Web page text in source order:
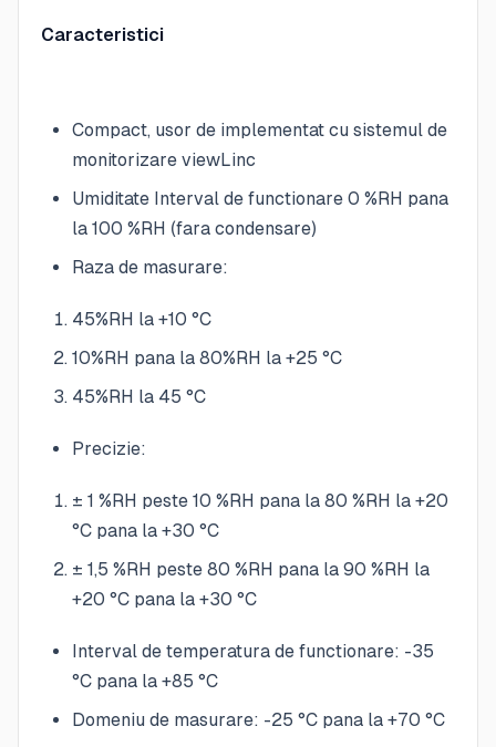
Caracteristici
Compact, usor de implementat cu sistemul de
monitorizare viewLinc
Umiditate Interval de functionare 0 %RH pana
la 100 %RH (fara condensare)
Raza de masurare:
45%RH la +10 °C
10%RH pana la 80%RH la +25 °C
45%RH la 45 °C
Precizie:
± 1 %RH peste 10 %RH pana la 80 %RH la +20
°C pana la +30 °C
± 1,5 %RH peste 80 %RH pana la 90 %RH la
+20 °C pana la +30 °C
Interval de temperatura de functionare: -35
°C pana la +85 °C
Domeniu de masurare: -25 °C pana la +70 °C